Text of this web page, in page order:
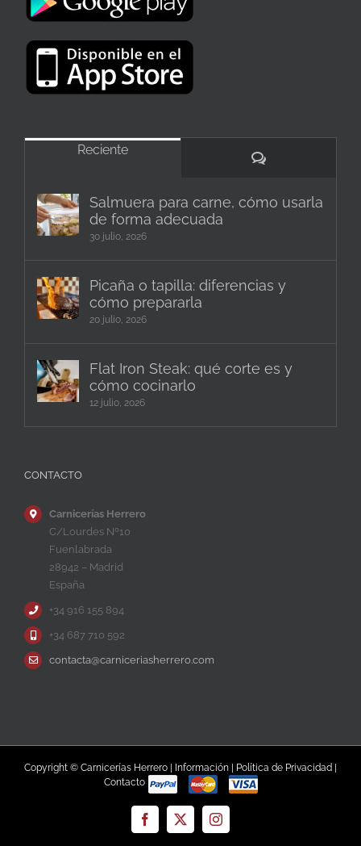
Reciente
Comentarios
Salmuera para carne, cómo usarla
de forma adecuada
30 julio, 2026
Picaña o tapilla: diferencias y
cómo prepararla
20 julio, 2026
Flat Iron Steak: qué corte es y
cómo cocinarlo
12 julio, 2026
CONTACTO
Carnicerías Herrero
C/Lourdes Nº10
Fuenlabrada
28942 – Madrid
España
+34 916 155 894
+34 687 710 592
contacta@carniceriasherrero.com
Copyright © Carnicerías Herrero | Información Política de Privacidad
Contacto
Facebook
X Instagram